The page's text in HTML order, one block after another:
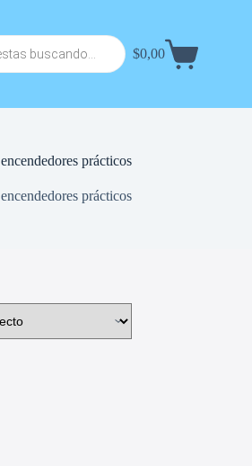
Carrito
$0,00
encendedores prácticos
encendedores prácticos